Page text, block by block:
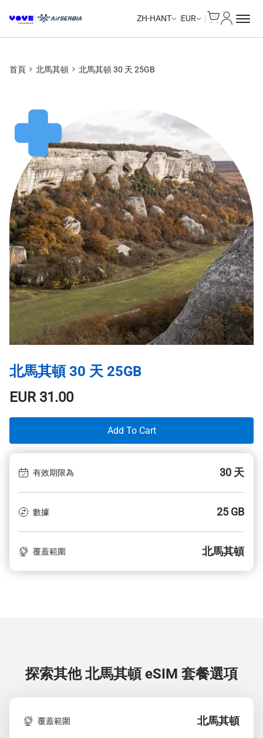
ZH-HANT EUR
首頁 北馬其頓 北馬其頓 30 天 25GB
北馬其頓 30 天 25GB
EUR31.00
Add To Cart
有效期限為 30 天
數據 25 GB
覆蓋範圍 北馬其頓
探索其他 北馬其頓eSIM 套餐選項
覆蓋範圍 北馬其頓